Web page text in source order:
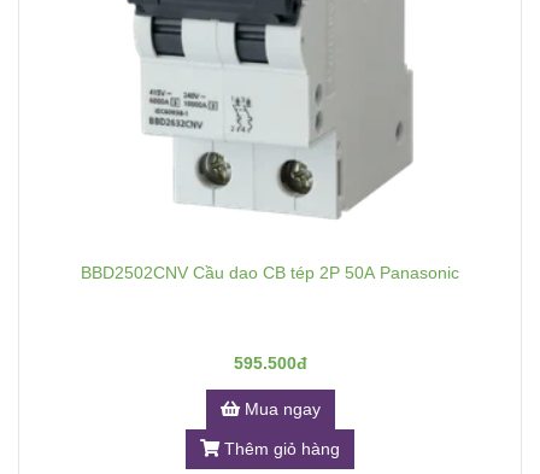
BBD2502CNV Cầu dao CB tép 2P 50A Panasonic
595.500đ
Mua ngay
Thêm giỏ hàng